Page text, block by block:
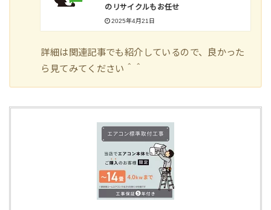
のリサイクルもお任せ
2025年4月21日
詳細は関連記事でも紹介しているので、良かった
ら見てみてください＾＾